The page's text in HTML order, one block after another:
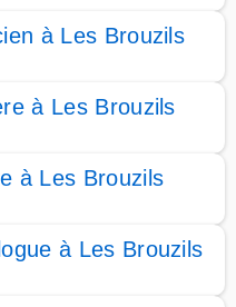
à Les Brouzils
à Les Brouzils
à Les Brouzils
à Les Brouzils